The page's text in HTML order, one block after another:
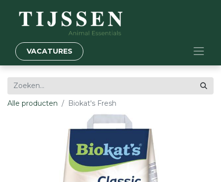
VACATURES
Alle producten Biokat's Fresh